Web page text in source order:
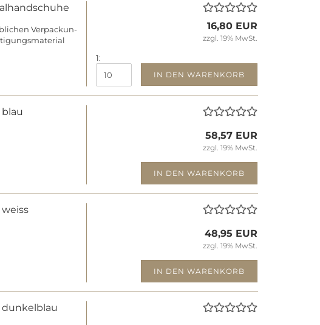
Ver­pa­ckun­
16,80 EUR
zzgl. 19% MwSt.
1:
IN DEN WARENKORB
58,57 EUR
zzgl. 19% MwSt.
IN DEN WARENKORB
48,95 EUR
zzgl. 19% MwSt.
IN DEN WARENKORB
dun­kel­blau